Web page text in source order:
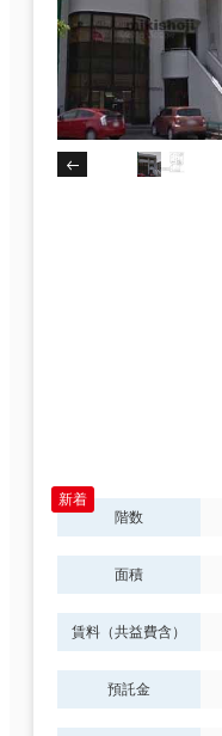
階数
面積
賃料（共益費含）
預託金